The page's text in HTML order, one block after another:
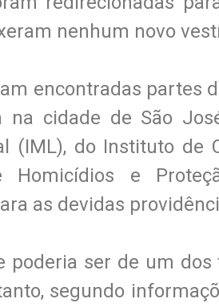
nenhum novo
encontradas partes
na cidade de São
(IML), do Instituto de
Homicídios e
as devidas
poderia ser de um dos
segundo